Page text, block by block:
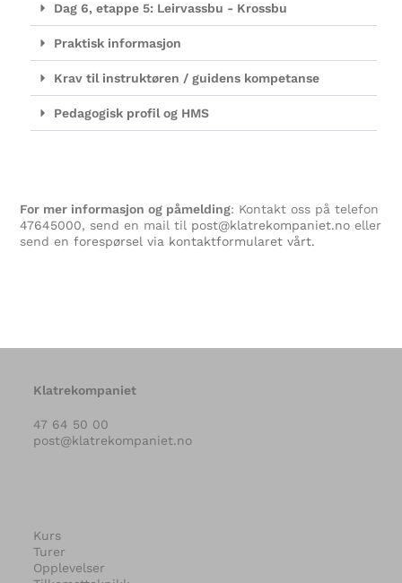
Dag 6, etappe 5: Leirvassbu - Krossbu
Praktisk informasjon
Krav til instruktøren / guidens kompetanse
Pedagogisk profil og HMS
For mer informasjon og påmelding: Kontakt oss på telefon
47645000, send en mail til post@klatrekompaniet.no eller
send enforespørsel via kontaktformularet vårt.
Klatrekompaniet
47 64 50 00
post@klatrekompaniet.no
Kurs
Turer
Opplevelser